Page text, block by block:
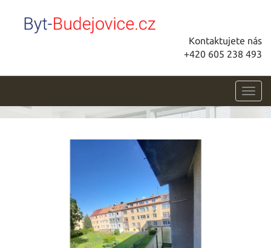
Kontaktujete nás
+420 605 238 493